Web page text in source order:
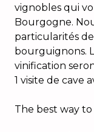
vignobles qui
Bourgogne.
particularités
bourguignons.
vinification
1 visite de cave
The best way